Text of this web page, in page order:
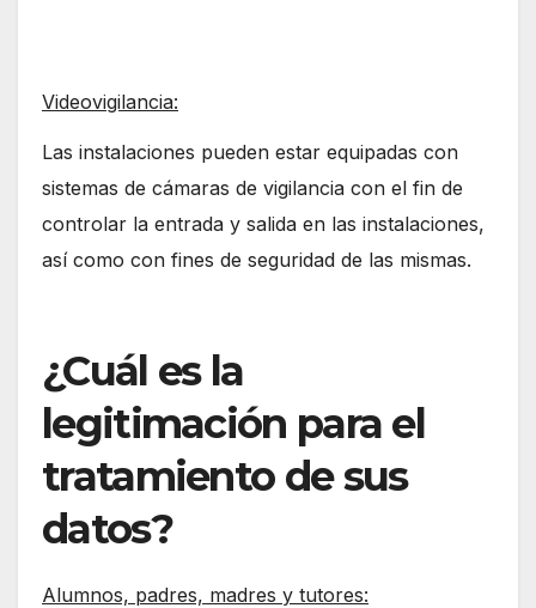
Videovigilancia:
Las instalaciones pueden estar equipadas con
sistemas de cámaras de vigilancia con el fin de
controlar la entrada y salida en las instalaciones,
así como con fines de seguridad de las mismas.
¿Cuál es la
legitimación para el
tratamiento de sus
datos?
Alumnos, padres, madres y tutores: